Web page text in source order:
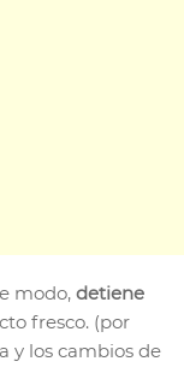
modo, detiene
fresco. (por
y los cambios de